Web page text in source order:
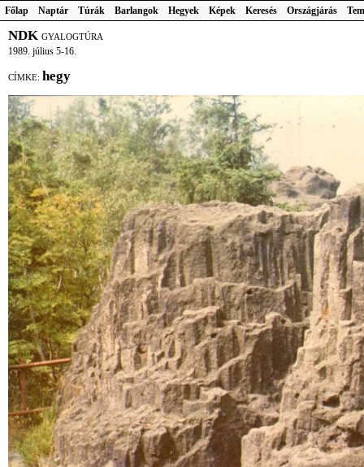
Főlap Naptár Túrák Barlangok Hegyek Képek Keresés Országjárás
NDK GYALOGTÚRA
1989. július 5-16.
CÍMKE: hegy